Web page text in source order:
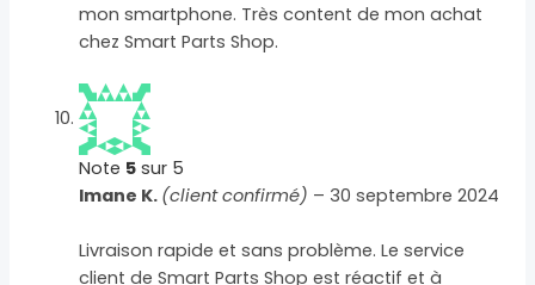
mon smartphone. Très content de mon achat
chez Smart Parts Shop.
Note 5 sur 5
Imane K. (client confirmé) – 30 septembre 2024
Livraison rapide et sans problème. Le service
client de Smart Parts Shop est réactif et à